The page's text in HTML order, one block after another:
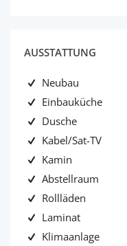
AUSSTATTUNG
Neubau
Einbauküche
Dusche
Kabel/Sat-TV
Kamin
Abstellraum
Rollläden
Laminat
Klimaanlage